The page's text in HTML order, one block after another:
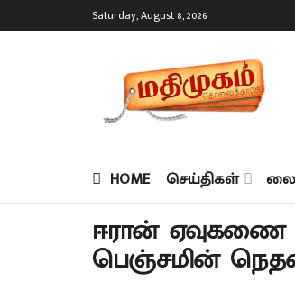
Saturday, August 8, 2026
HOME செய்திகள்
ஈரான் ஏவுகணை
பெஞ்சமின்